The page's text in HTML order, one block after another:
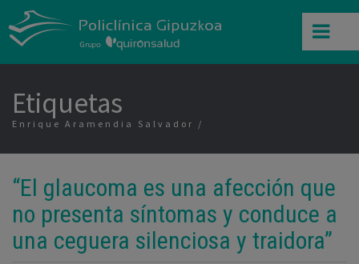
Etiquetas
Enrique Aramendia Salvador
“El glaucoma es una afección que
no presenta síntomas y conduce a
una ceguera silenciosa y traidora”